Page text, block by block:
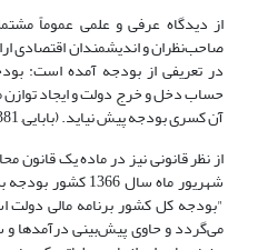
از دیدگاه عرفی و علمی عموماً
صاحب‌نظران و اندیشمندان اقتصادی
در تعریفی از بودجه آمده است:
حساب دخل و خرج دولت و ایجاد توازن
آن کسری بودجه پیش نیاید. (بابایی, 1381)
از نظر قانونی نیز در ماده یک
شهریور ماه سال
"بودجه کل کشور برنامه مالی
می‌گردد و حاوی پیش‌بینی درآمدها و